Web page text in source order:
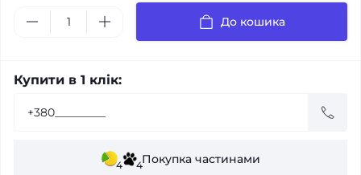
До кошика
Купити в 1 клік:
4 4Покупка частинами